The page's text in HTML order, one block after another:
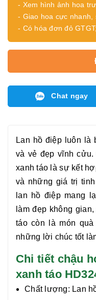
- Xem hình ảnh hoa
- Giao hoa cực nhanh,
- Có hóa đơn đỏ
Chat ngay
Lan hồ điệp luôn
và vẻ đẹp vĩnh cửu.
xanh táo là sự kết
và những giá trị
lan hồ điệp mang
làm đẹp không gian,
táocòn là món quà
những lời chúc tốt
Chi tiết chậu
xanh táo
Chất lượng: Lan